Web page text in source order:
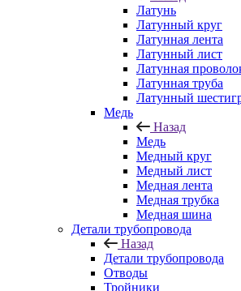
Латунь
Латунный круг
Латунная лента
Латунный лист
Латунная
Латунная труба
Латунный
Медь
Назад
Медь
Медный круг
Медный лист
Медная лента
Медная трубка
Медная шина
Детали трубопровода
Назад
Детали трубопровода
Отводы
Тройники